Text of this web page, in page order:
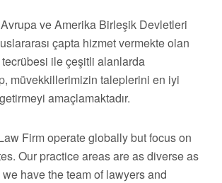
ve Amerika Birleşik Devletleri
çapta hizmet vermekte olan
ile çeşitli alanlarda
müvekkillerimizin taleplerini en iyi
amaçlamaktadır.
Firm operate globally but focus on
Our practice areas are as diverse as
have the team of lawyers and